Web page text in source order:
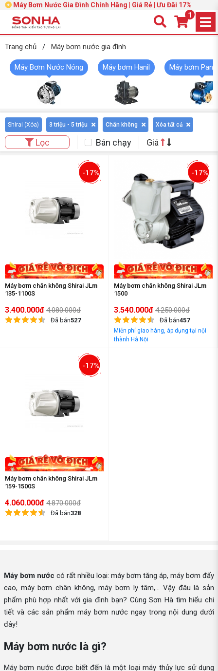
Máy Bơm Nước Gia Đình Chính Hãng | Giá Rẻ | Ưu Đãi 17%
1
Trang chủ / Máy bơm nước gia đình
Máy Bơm Nước Nóng Máy bơm Hanil Máy bơm
Shirai (Xóa) 3 triệu - 5 triệu Chân không Xóa tất cả
Lọc Bán chạy Giá
-17%
Máy bơm chân không Shirai JLm
135-1100S
3.400.000đ 4.080.000đ
Đã bán527
-17%
Máy bơm chân không Shirai JLm
1500
3.540.000đ 4.250.000đ
Đã bán457
Miễn phí giao hàng, áp dụng tại nội
thành Hà Nội
-17%
Máy bơm chân không Shirai JLm
159-1500S
4.060.000đ 4.870.000đ
Đã bán328
Máy bơm nước có rất nhiều loại: máy bơm tăng áp, máy bơm đẩy
cao, máy bơm chân không, máy bơm ly tâm,... Vậy đâu là sản
phẩm phù hợp nhất với gia đình bạn? Cùng Sơn Hà tìm hiểu chi
tiết và các sản phẩm máy bơm nước ngay trong nội dung dưới
đây!
Máy bơm nước là gì?
Máy bơm nước được biết đến là một loại máy thủy lực sử dụng